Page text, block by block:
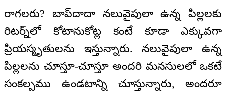
రాగలరు? బాప్‌దాదా నలువైపులా ఉన్న పిల్లలకు
రిటర్న్‌లో కోటానుకోట్ల కంటే కూడా ఎక్కువగా
ప్రియస్మృతులను ఇస్తున్నారు. నలువైపులా ఉన్న
పిల్లలను చూస్తూ-చూస్తూ అందరి మనసులలో ఒకటే
సంకల్పము ఉండటాన్ని చూస్తున్నారు, అందరూ